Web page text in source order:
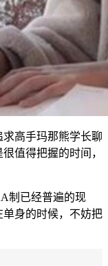
高手玛那熊学长聊
值得把握的时间，
制已经普遍的现
身的时候，不妨把